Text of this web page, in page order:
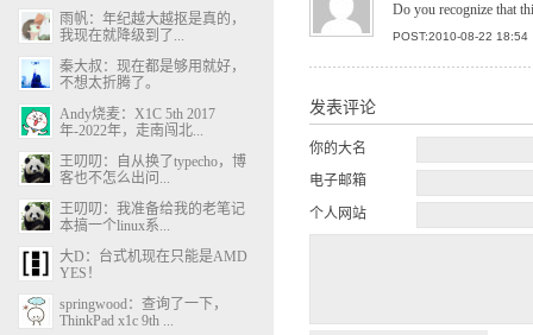
Do you recognize that
POST:2010-08-22 18:54
发表评论
你的大名
电子邮箱
个人网站
雨帆：年纪越大越抠是真的，
我现在就降级到了...
秦大叔：现在都是够用就好，
不想太折腾了。
Andy烧麦：X1C 5th 2017
年-2022年，走南闯北...
王叨叨：自从换了typecho，博
客也不怎么出问...
王叨叨：我准备给我的老笔记
本搞一个linux系...
大D：台式机现在只能是AMD
YES！
springwood：查询了一下，
ThinkPad x1c 9th ...